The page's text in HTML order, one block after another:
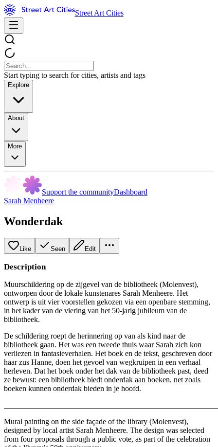
Street Art Cities
Start typing to search for cities, artists and tags
Explore
About
More
Support the communityDashboard
Sarah Menheere
Wonderdak
Like Seen Edit
Description
Muurschildering op de zijgevel van de bibliotheek (Molenvest),
ontworpen door de lokale kunstenares Sarah Menheere. Het
ontwerp is uit vier voorstellen gekozen via een openbare stemming,
in het kader van de viering van het 50-jarig jubileum van de
bibliotheek.
De schildering roept de herinnering op van als kind naar de
bibliotheek gaan. Het was een tweede thuis waar Sarah zich kon
verliezen in fantasieverhalen. Het boek en de tekst, geschreven door
haar zus Hanne, doen het gevoel van wegkruipen in een verhaal
herleven. Dat het boek onder het dak van de bibliotheek past, deed
ze bewust: een bibliotheek biedt onderdak aan boeken, net zoals
boeken kunnen onderdak bieden in je hoofd.
Mural painting on the side façade of the library (Molenvest),
designed by local artist Sarah Menheere. The design was selected
from four proposals through a public vote, as part of the celebration